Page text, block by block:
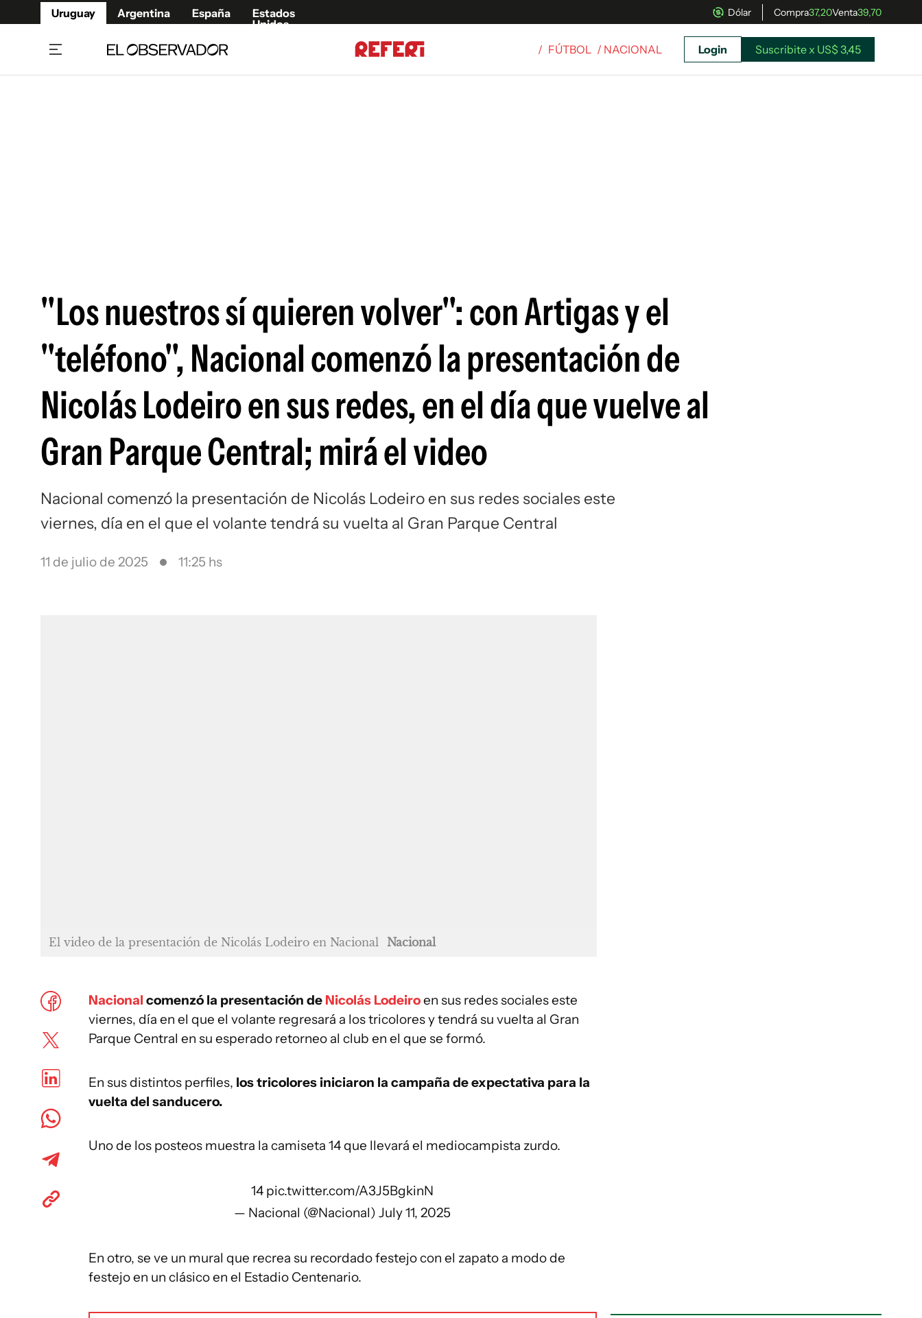
Uruguay Argentina España
Estados
Unidos
Dólar Compra37,20Venta39,70
Siguenos en:
/ FÚTBOL / NACIONAL Login Suscribite x US$ 3,45
"Los nuestros sí quieren volver": con Artigas y el
"teléfono", Nacional comenzó la presentación de
Nicolás Lodeiro en sus redes, en el día que vuelve al
Gran Parque Central; mirá el video
Nacional comenzó la presentación de Nicolás Lodeiro en sus redes sociales este
viernes, día en el que el volante tendrá su vuelta al Gran Parque Central
11 de julio de 2025 11:25 hs
El video de la presentación de Nicolás Lodeiro en Nacional Nacional
Nacional comenzó la presentación de Nicolás Lodeiroen sus redes sociales este
viernes, día en el que el volante regresará a los tricolores y tendrá su vuelta al Gran
Parque Central en su esperado retorneo al club en el que se formó.
En sus distintos perfiles, los tricolores iniciaron la campaña de expectativa para la
vuelta del sanducero.
Uno de los posteos muestra la camiseta 14 que llevará el mediocampista zurdo.
14 pic.twitter.com/A3J5BgkinN
— Nacional (@Nacional)July 11, 2025
En otro, se ve un mural que recrea su recordado festejo con el zapato a modo de
festejo en un clásico en el Estadio Centenario.